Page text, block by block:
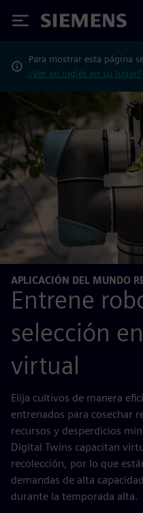
Siemens
Para mostrar esta página
¿Ver en inglés en su lugar?
APLICACIÓN DEL MUNDO
Entrene
selección
virtual
Elija cultivos de manera
entrenados para cosechar
recursos y desperdicios
Digital Twins capacitan
recolección, por lo que
demandas de alta
durante la temporada alta.